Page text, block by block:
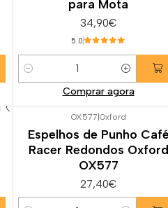
para Mota
34,90€
5.0
Quantidade
Comprar agora
OX577|Oxford
Espelhos de Punho
Racer Redondos Oxford
OX577
27,40€